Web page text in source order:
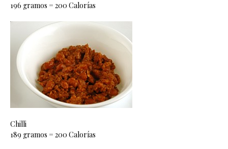
196 gramos = 200 Calorías
Chilli
189 gramos = 200 Calorías